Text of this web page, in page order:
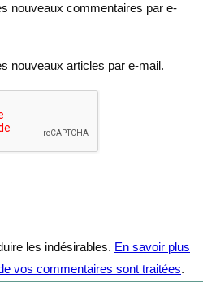
nouveaux commentaires par e-
nouveaux articles par e-mail.
les indésirables. En savoir plus
vos commentaires sont traitées.